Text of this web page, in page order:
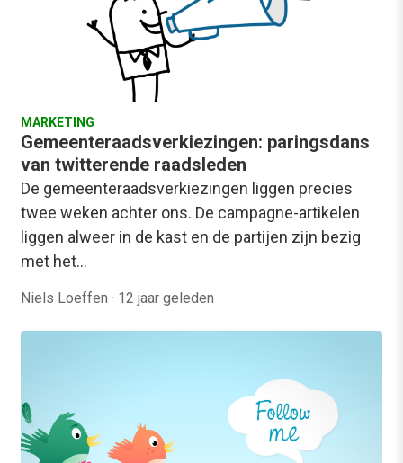
MARKETING
Gemeenteraadsverkiezingen: paringsdans
van twitterende raadsleden
De gemeenteraadsverkiezingen liggen precies
twee weken achter ons. De campagne-artikelen
liggen alweer in de kast en de partijen zijn bezig
met het…
Niels Loeffen · 12 jaar geleden